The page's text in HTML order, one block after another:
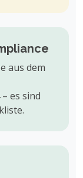
aus dem
es sind